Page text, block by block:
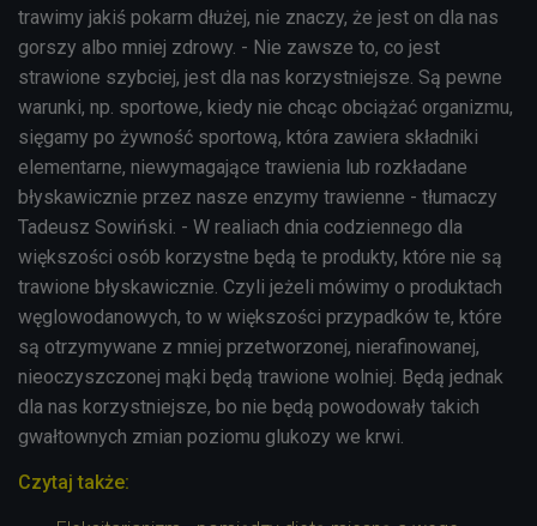
trawimy jakiś pokarm dłużej, nie znaczy, że jest on dla nas
gorszy albo mniej zdrowy. - Nie zawsze to, co jest
strawione szybciej, jest dla nas korzystniejsze. Są pewne
warunki, np. sportowe, kiedy nie chcąc obciążać organizmu,
sięgamy po żywność sportową, która zawiera składniki
elementarne, niewymagające trawienia lub rozkładane
błyskawicznie przez nasze enzymy trawienne - tłumaczy
Tadeusz Sowiński. - W realiach dnia codziennego dla
większości osób korzystne będą te produkty, które nie są
trawione błyskawicznie. Czyli jeżeli mówimy o produktach
węglowodanowych, to w większości przypadków te, które
są otrzymywane z mniej przetworzonej, nierafinowanej,
nieoczyszczonej mąki będą trawione wolniej. Będą jednak
dla nas korzystniejsze, bo nie będą powodowały takich
gwałtownych zmian poziomu glukozy we krwi.
Czytaj także: